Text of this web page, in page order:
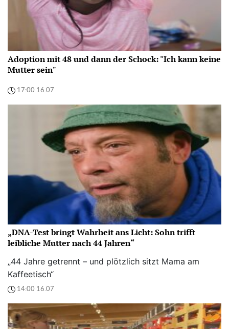
Adoption mit 48 und dann der Schock: "Ich kann keine
Mutter sein"
17:00 16.07
„DNA-Test bringt Wahrheit ans Licht: Sohn trifft
leibliche Mutter nach 44 Jahren“
„44 Jahre getrennt – und plötzlich sitzt Mama am
Kaffeetisch“
14:00 16.07